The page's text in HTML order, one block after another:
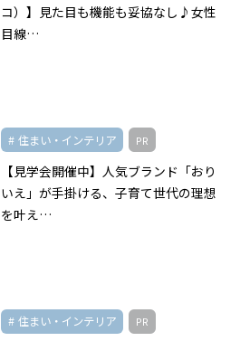
コ）】見た目も機能も妥協なし♪女性
目線…
住まい・インテリア PR
【見学会開催中】人気ブランド「おり
いえ」が手掛ける、子育て世代の理想
を叶え…
住まい・インテリア PR